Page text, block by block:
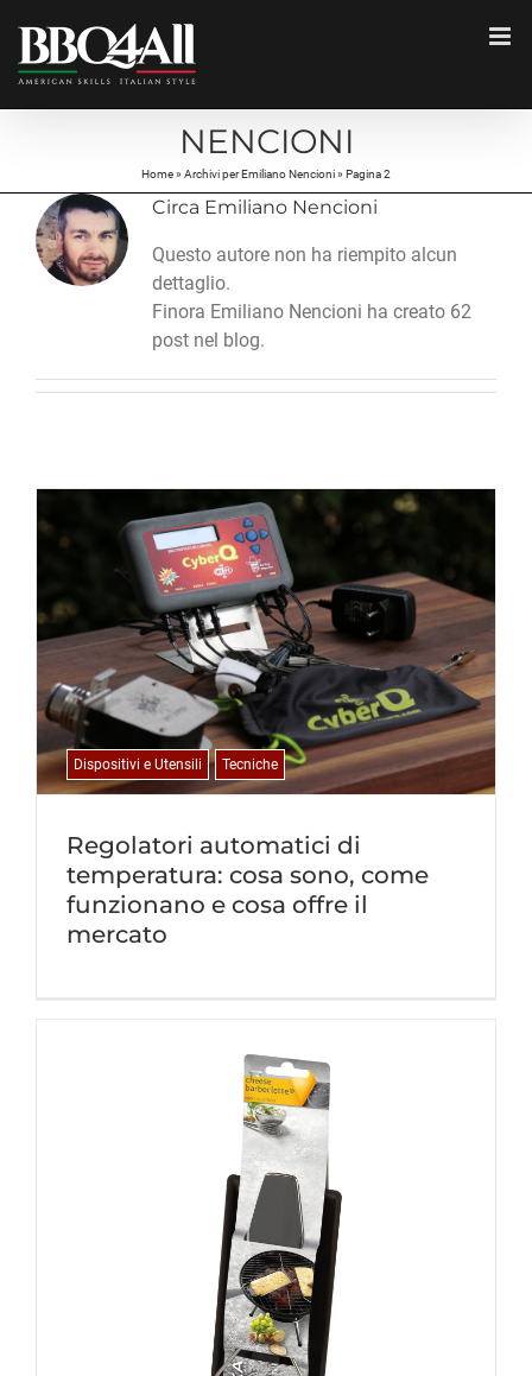
contenuto
NENCIONI
Home» Archivi per Emiliano Nencioni» Pagina 2
Circa Emiliano Nencioni
Questo autore non ha riempito alcun
dettaglio.
Finora Emiliano Nencioni ha creato 62
post nel blog.
Regolatori automatici di
temperatura: cosa sono, come
funzionano e cosa offre il
mercato
Dispositivi e Utensili Tecniche